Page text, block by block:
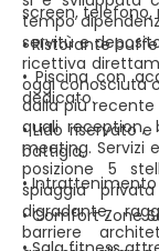
tempo
servitù e
ricettiva
oggi conosciuta
dalla più recente
quali reception,
meeting. Servizi
posizione 5
spiaggia
digradante,
barriere
screen, telefono,
• Ristorante
• Piscina con
dedicato.
• Lido riservato
battigia.
• Intrattenimento
• Comfort Zone